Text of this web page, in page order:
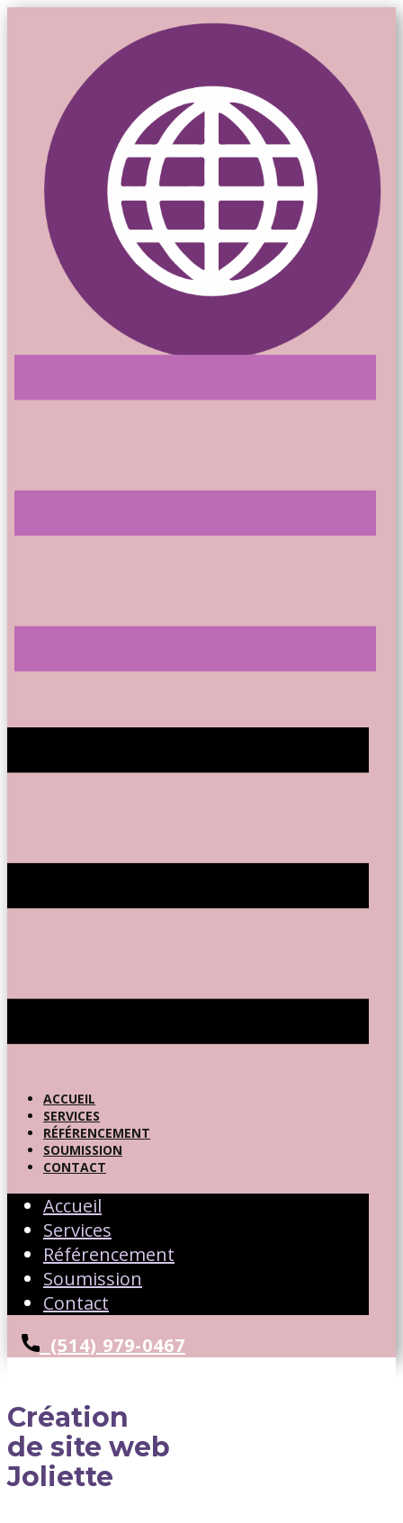
Mon-siteweb.ca
ACCUEIL
SERVICES
RÉFÉRENCEMENT
SOUMISSION
CONTACT
Accueil
Services
Référencement
Soumission
Contact
(514) 979-0467
Création
de site web
Joliette